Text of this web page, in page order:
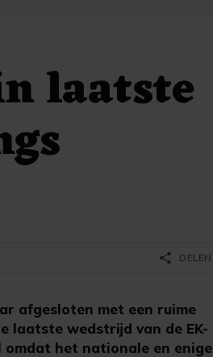
laatste
afgesloten met een ruime
laatste wedstrijd van de EK-
het nationale en enige
share DELEN